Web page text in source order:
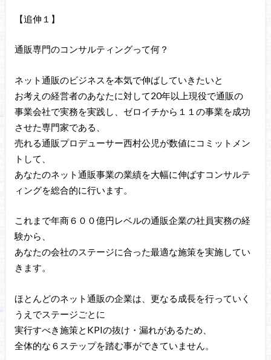
【追伸１】
通販専門のコンサルティングって何？
ネット通販のビジネスを本気で伸ばしていきたいと
お考えの経営者のあなたに対して20年以上現役で通販の
事業会社で実務を実践し、ゼロイチから１１の事業を成功
させた専門家である、
売れる通販プロデューサー西村公児が数値にコミットメン
トして、
あなたのネット通販事業の業績を大幅に伸ばすコンサルテ
ィングを総合的に行います。
これまで年商６００億円レベルの通販企業の社員実務の経
験から、
あなたの会社のステージに合った最適な施策を実施してい
きます。
ほとんどのネット通販の企業は、更なる成長を行っていく
うえでステージごとに
実行すべき施策とKPIの抜け・漏れがあるため、
全体的な６ステップを踏む事ができていません。